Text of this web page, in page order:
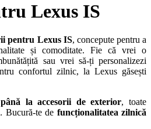
Lexus IS
pentru Lexus IS, concepute pentru a
și comoditate. Fie că vrei o
sau vrei să-ți personalizezi
confortul zilnic, la Lexus găsești
la accesorii de exterior, toate
Bucură-te de funcționalitatea zilnică